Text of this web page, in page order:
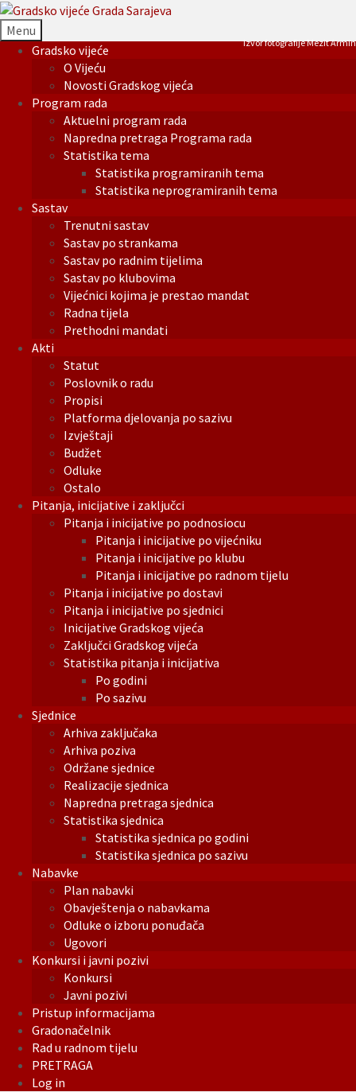
Menu
Gradsko vijeće
O Vijeću
Novosti Gradskog vijeća
Program rada
Aktuelni program rada
Napredna pretraga Programa rada
Statistika tema
Statistika programiranih tema
Statistika neprogramiranih tema
Sastav
Trenutni sastav
Sastav po strankama
Sastav po radnim tijelima
Sastav po klubovima
Vijećnici kojima je prestao mandat
Radna tijela
Prethodni mandati
Akti
Statut
Poslovnik o radu
Propisi
Platforma djelovanja po sazivu
Izvještaji
Budžet
Odluke
Ostalo
Pitanja, inicijative i zaključci
Pitanja i inicijative po podnosiocu
Pitanja i inicijative po vijećniku
Pitanja i inicijative po klubu
Pitanja i inicijative po radnom tijelu
Pitanja i inicijative po dostavi
Pitanja i inicijative po sjednici
Inicijative Gradskog vijeća
Zaključci Gradskog vijeća
Statistika pitanja i inicijativa
Po godini
Po sazivu
Sjednice
Arhiva zaključaka
Arhiva poziva
Održane sjednice
Realizacije sjednica
Napredna pretraga sjednica
Statistika sjednica
Statistika sjednica po godini
Statistika sjednica po sazivu
Nabavke
Plan nabavki
Obavještenja o nabavkama
Odluke o izboru ponuđača
Ugovori
Konkursi i javni pozivi
Konkursi
Javni pozivi
Pristup informacijama
Gradonačelnik
Rad u radnom tijelu
PRETRAGA
Log in
Izvor fotografije Mezit Armin